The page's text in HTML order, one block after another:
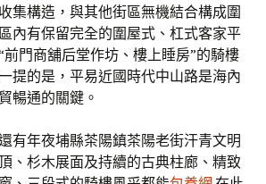
集構造，與其他街區無機結合構成圍
內有保留完全的圍屋式、杠式客家平
門商舖后堂作坊、樓上睡房”的騎樓
提的是，平易近國時代中山路是海內
暢通的關鍵。
有年夜埔縣茶陽鎮茶陽老街汗青文明
、杉木展面及持續的古典柱廊、精致